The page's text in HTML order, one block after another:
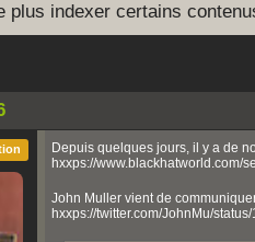
plus indexer certains
Depuis quelques jours, il y a de
hxxps://www.blackhatworld.com/
John Muller vient de
hxxps://twitter.com/JohnMu/